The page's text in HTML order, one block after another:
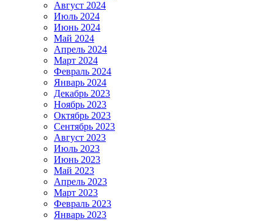
Август 2024
Июль 2024
Июнь 2024
Май 2024
Апрель 2024
Март 2024
Февраль 2024
Январь 2024
Декабрь 2023
Ноябрь 2023
Октябрь 2023
Сентябрь 2023
Август 2023
Июль 2023
Июнь 2023
Май 2023
Апрель 2023
Март 2023
Февраль 2023
Январь 2023